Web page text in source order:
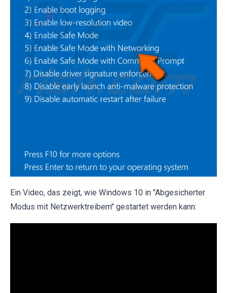
Ein Video, das zeigt, wie Windows 10 in "Abgesicherter
Modus mit Netzwerktreibern" gestartet werden kann: